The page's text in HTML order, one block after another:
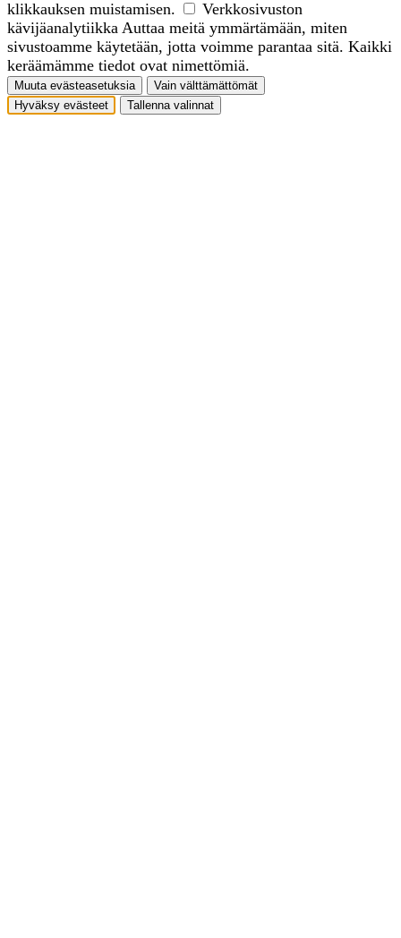
klikkauksen muistamisen.
Verkkosivuston
kävijäanalytiikka Auttaa meitä ymmärtämään, miten
sivustoamme käytetään, jotta voimme parantaa sitä. Kaikki
keräämämme tiedot ovat nimettömiä.
Muuta evästeasetuksia
Vain välttämättömät
Hyväksy evästeet
Tallenna valinnat